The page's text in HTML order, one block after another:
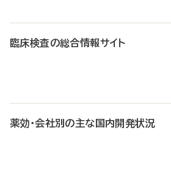
臨床検査の総合情報サイト
薬効・会社別の主な国内開発状況